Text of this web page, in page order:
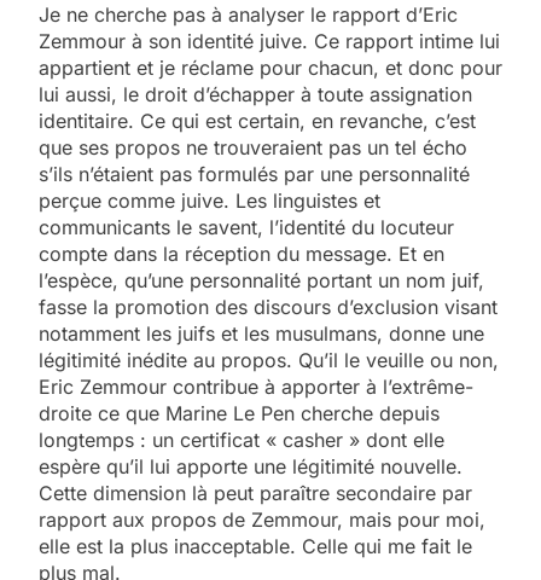
Je ne cherche pas à analyser le rapport d’Eric
Zemmour à son identité juive. Ce rapport intime lui
appartient et je réclame pour chacun, et donc pour
lui aussi, le droit d’échapper à toute assignation
identitaire. Ce qui est certain, en revanche, c’est
que ses propos ne trouveraient pas un tel écho
s’ils n’étaient pas formulés par une personnalité
perçue comme juive. Les linguistes et
communicants le savent, l’identité du locuteur
compte dans la réception du message. Et en
l’espèce, qu’une personnalité portant un nom juif,
fasse la promotion des discours d’exclusion visant
notamment les juifs et les musulmans, donne une
légitimité inédite au propos. Qu’il le veuille ou non,
Eric Zemmour contribue à apporter à l’extrême-
droite ce que Marine Le Pen cherche depuis
longtemps : un certificat « casher » dont elle
espère qu’il lui apporte une légitimité nouvelle.
Cette dimension là peut paraître secondaire par
rapport aux propos de Zemmour, mais pour moi,
elle est la plus inacceptable. Celle qui me fait le
plus mal.